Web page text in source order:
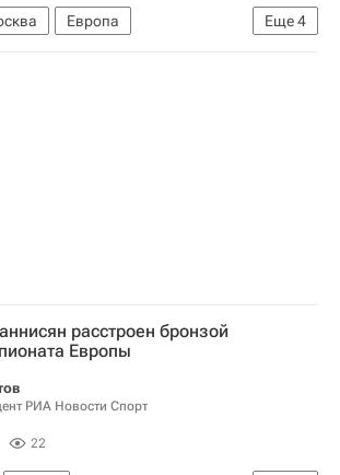
Еще4
Европа
Весь мир
расстроен бронзой
Европы
РИА Новости Спорт
22